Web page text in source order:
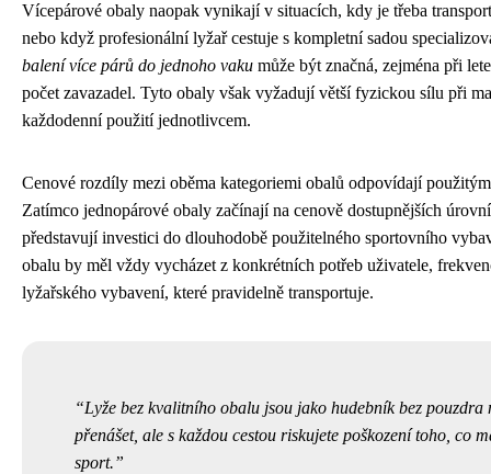
Vícepárové obaly naopak vynikají v situacích, kdy je třeba
nebo když profesionální lyžař cestuje s kompletní sadou
balení více párů do jednoho vaku může být značná, zejména při
počet zavazadel. Tyto obaly však vyžadují větší fyzickou sílu při
každodenní použití jednotlivcem.
Cenové rozdíly mezi oběma kategoriemi obalů odpovídají
Zatímco jednopárové obaly začínají na cenově dostupnějších
představují investici do dlouhodobě použitelného sportovního
obalu by měl vždy vycházet z konkrétních potřeb uživatele,
lyžařského vybavení, které pravidelně transportuje.
Lyže bez kvalitního obalu jsou jako hudebník bez pouzdra
přenášet, ale s každou cestou riskujete poškození toho, co
sport.